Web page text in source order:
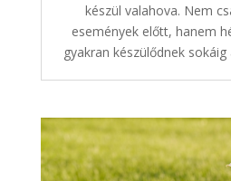
készül valahova. Nem
események előtt, hanem
gyakran készülődnek sokáig